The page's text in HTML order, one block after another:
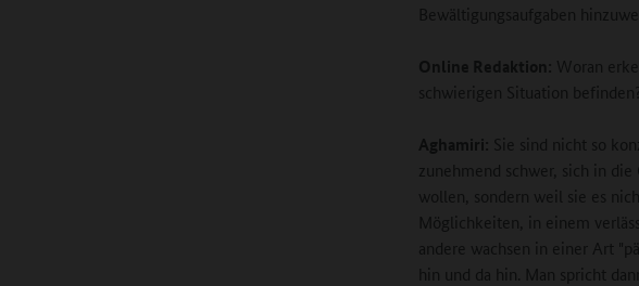
Bewältigungsaufgaben
Online Redaktion: Woran
schwierigen Situation befinden?
Aghamiri:
Sie sind nicht so
zunehmend schwer, sich in
wollen, sondern weil sie es
Möglichkeiten, in einem
andere wachsen in einer Art
hin und da hin. Man spricht